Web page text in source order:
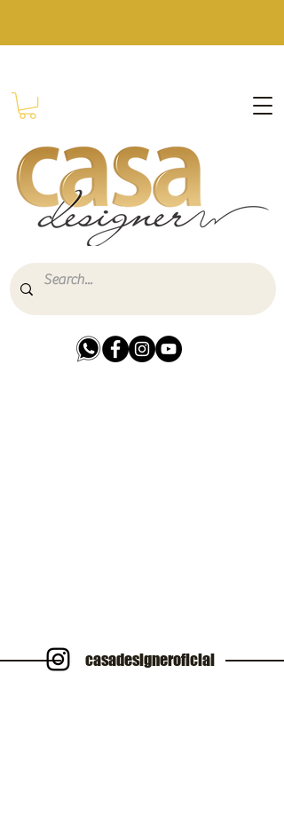
casadesigneroficial